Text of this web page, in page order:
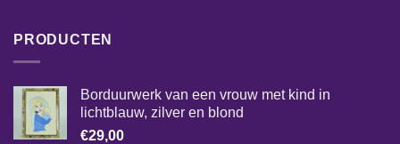
PRODUCTEN
Borduurwerk van een vrouw met kind in
lichtblauw, zilver en blond
€29,00